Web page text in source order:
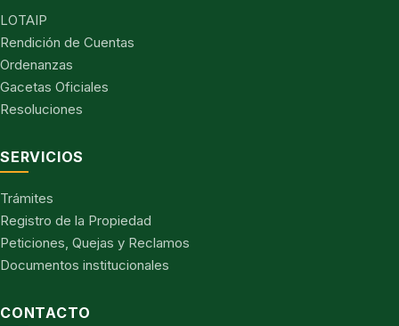
LOTAIP
Rendición de Cuentas
Ordenanzas
Gacetas Oficiales
Resoluciones
SERVICIOS
Trámites
Registro de la Propiedad
Peticiones, Quejas y Reclamos
Documentos institucionales
CONTACTO